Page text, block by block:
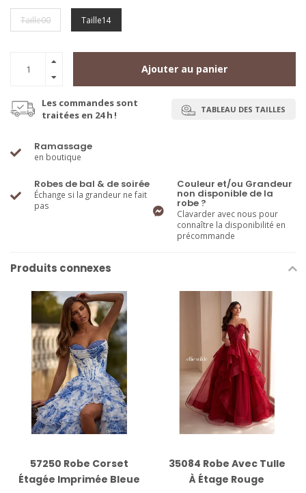
Taille00 Taille14
Ajouter au panier
Les commandes sont
traitées en 24 h !
TABLEAU DES TAILLES
Ramassage
en boutique
Robes de bal & de soirée
Échange si la grandeur ne fait
pas
Couleur et/ou Grandeur
non disponible de la
robe ?
Clavarder avec nous pour
connaître la disponibilité en
précommande
Produits connexes
57250 Robe Corset
Étagée Imprimée Bleue
35084 Robe Avec Tulle
À Étage Rouge